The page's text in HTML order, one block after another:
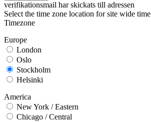
verifikationsmail har skickats till adressen
Select the time zone location for site wide time
Timezone
Europe
London
Oslo
Stockholm
Helsinki
America
New York / Eastern
Chicago / Central